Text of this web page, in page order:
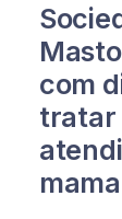
com
tratar